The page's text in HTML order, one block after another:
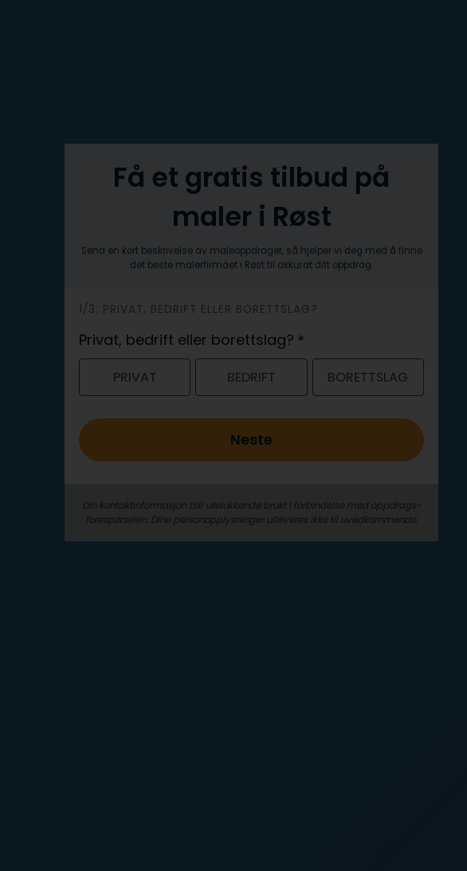
Få et gratis tilbud på
maler i Røst
Send en kort beskrivelse av maleoppdraget, så hjelper vi deg med å finne
det beste malerfirmaet i Røst til akkurat ditt oppdrag.
h
e
r
1/3: PRIVAT, BEDRIFT ELLER BORETTSLAG?
Privat, bedrift eller borettslag?*
PRIVAT BEDRIFT BORETTSLAG
Neste
Din kontaktinformasjon blir utelukkende brukt i forbindelse med oppdrags­
forespørselen. Dine person­­opplysninger utleveres ikke til uvedkommende.